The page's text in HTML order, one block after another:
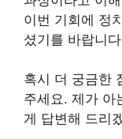
이번 기회에 정
셨기를 바랍니
혹시 더 궁금한
주세요. 제가 아
게 답변해 드리